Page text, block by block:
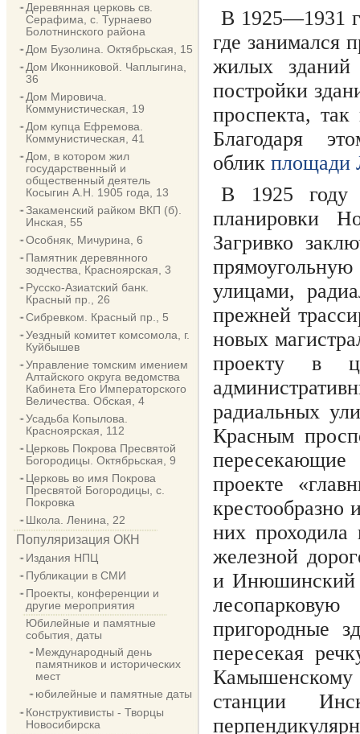
Деревянная церковь св.
Серафима, с. Турнаево
Болотнинского района
Дом Бузолина. Октябрьская, 15
Дом Иконниковой. Чаплыгина,
36
Дом Мировича.
Коммунистическая, 19
Дом купца Ефремова.
Коммунистическая, 41
Дом, в котором жил
государственный и
общественный деятель
Косыгин А.Н. 1905 года, 13
Закаменский райком ВКП (б).
Инская, 55
Особняк, Мичурина, 6
Памятник деревянного
зодчества, Красноярская, 3
Русско-Азиатский банк.
Красный пр., 26
Сибревком. Красный пр., 5
Уездный комитет комсомола, г.
Куйбышев
Управление томским имением
Алтайского округа ведомства
Кабинета Его Императорского
Величества. Обская, 4
Усадьба Копылова.
Красноярская, 112
Церковь Покрова Пресвятой
Богородицы. Октябрьская, 9
Церковь во имя Покрова
Пресвятой Богородицы, с.
Покровка
Школа. Ленина, 22
Популяризация ОКН
Издания НПЦ
Публикации в СМИ
Проекты, конференции и
другие мероприятия
Юбилейные и памятные
события, даты
Международный день
памятников и исторических
мест
юбилейные и памятные даты
Конструктивисты - Творцы
Новосибирска
В 1925—1931
где занимался
жилых
постройки
проспекта,
Благодаря
облик площади
В 1925 году
планировки
Загривко
улицами,
прежней
новых
проекту в
радиальных
Красным
проекте
крестообразно
них
железной
и Инюшинский
пригородные
пересекая
станции